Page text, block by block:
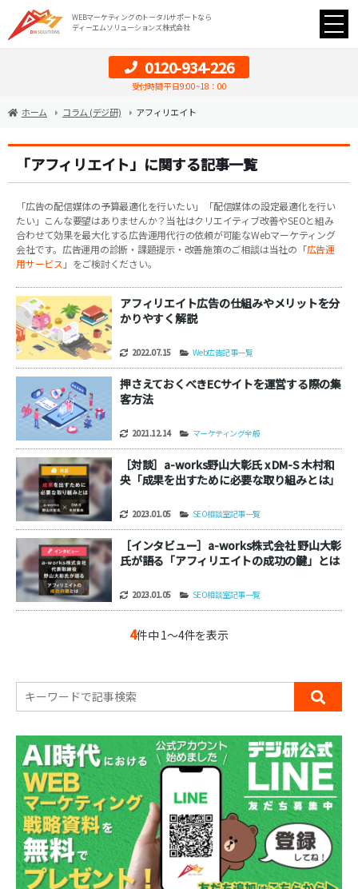
WEBマーケティングのトータルサポートなら
ディーエムソリューションズ株式会社
0120-934-226
受付時間 平日9:00~18：00
ホーム コラム (デジ研) アフィリエイト
「アフィリエイト」に関する記事一覧
「広告の配信媒体の予算最適化を行いたい」「配信媒体の設定最適化を行い
たい」こんな要望はありませんか？当社はクリエイティブ改善やSEOと組み
合わせて効果を最大化する広告運用代行の依頼が可能なWebマーケティング
会社です。広告運用の診断・課題提示・改善施策のご相談は当社の「広告運
用サービス 」をご検討ください。
アフィリエイト広告の仕組みやメリットを分
かりやすく解説
2022.07.15 Web広告記事一覧
押さえておくべきECサイトを運営する際の集
客方法
2021.12.14 マーケティング全般
［対談］a-works野山大彰氏 x DM-S 木村和
央「成果を出すために必要な取り組みとは」
2023.01.05 SEO相談室記事一覧
［インタビュー］a-works株式会社 野山大彰
氏が語る「アフィリエイトの成功の鍵」とは
2023.01.05 SEO相談室記事一覧
4件中 1～4件を表示